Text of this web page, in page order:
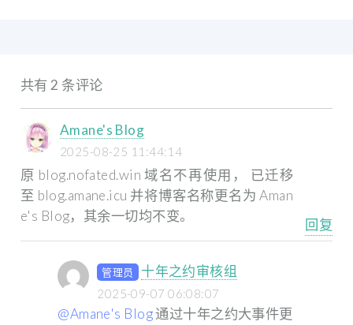
共有 2 条评论
Amane's Blog
2025-08-25 11:44:14
原 blog.nofated.win 域名不再使用， 已迁移
至 blog.amane.icu 并将博客名称更名为 Aman
e's Blog，其余一切均不变。
回复
管理员 十年之约审核组
2025-09-07 06:08:07
@Amane's Blog通过十年之约大事件更